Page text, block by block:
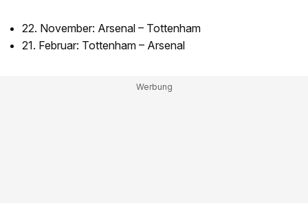
22. November: Arsenal – Tottenham
21. Februar: Tottenham – Arsenal